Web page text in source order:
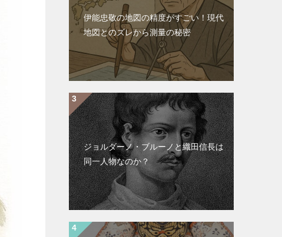
伊能忠敬の地図の精度がすごい！現代
地図とのズレから測量の秘密
ジョルダーノ・ブルーノと織田信長は
同一人物なのか？